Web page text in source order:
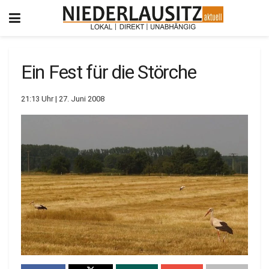
Ein Fest für die Störche
21:13 Uhr | 27. Juni 2008